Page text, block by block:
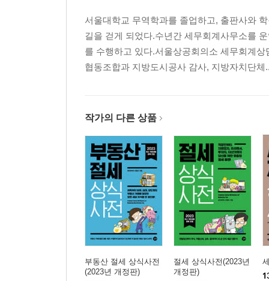
서울대학교 무역학과를 졸업하고, 출판사와
길을 걷게 되었다.수년간 세무회계사무소를
를 수행하고 있다.서울상공회의소 세무회계
협동조합과 지방도시공사 감사, 지방자치단체
작가의 다른 상품
부동산 절세 상식사전
(2023년 개정판)
절세 상식사전(2023년
개정판)